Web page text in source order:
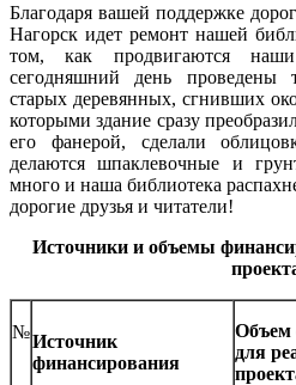
Благодаря вашей поддержке
Нагорск идет ремонт нашей
том, как продвигаются
сегодняшний день проведены
старых деревянных, сгнивших
которыми здание сразу
его фанерой, сделали
делаются шпаклевочные и
много и наша библиотека
дорогие друзья и читатели!
Источники и объемы
№Источник
финансирования
Объем
для